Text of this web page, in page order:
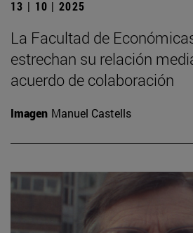
13 | 10 | 2025
La Facultad de
estrechan su relación
acuerdo de colaboración
Imagen Manuel Castells